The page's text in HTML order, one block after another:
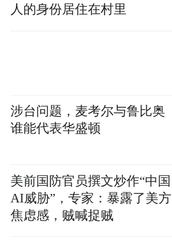
人的身份居住在村里
涉台问题，麦考尔与鲁比奥
谁能代表华盛顿
美前国防官员撰文炒作“中国
AI威胁”，专家：暴露了美方
焦虑感，贼喊捉贼